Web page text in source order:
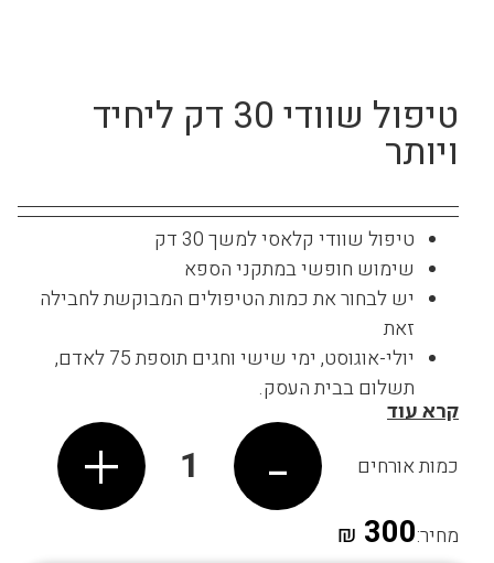
טיפול שוודי 30 דק ליחיד
ויותר
טיפול שוודי קלאסי למשך 30 דק
שימוש חופשי במתקני הספא
יש לבחור את כמות הטיפולים המבוקשת לחבילה
זאת
יולי-אוגוסט, ימי שישי וחגים תוספת 75 לאדם,
תשלום בבית העסק.
להוספת ארוחת בוקר, יש ללחוץ על הקישור:
ארוחת בוקר ליחיד (תוספת לכל חבילה
קרא עוד
כמות אורחים -
1
+
מחיר:300
₪